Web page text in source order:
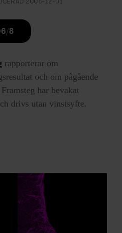
2006-12-01
8
rapporterar om
och om pågående
har bevakat
drivs utan vinstsyfte.